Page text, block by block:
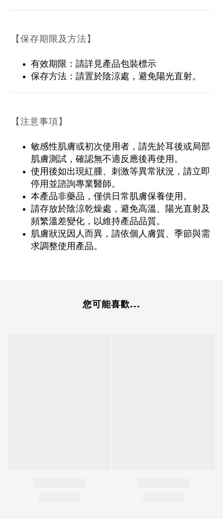
【保存期限及方法】
有效期限：請詳見產品包裝標示
保存方法：請置於陰涼處，避免陽光直射。
【注意事項】
敏感性肌膚或初次使用者，請先於耳後或局部
肌膚測試，確認無不適反應後再使用。
使用後如出現紅腫、刺激等異常狀況，請立即
停用並諮詢專業醫師。
本產品非藥品，僅供日常肌膚保養使用。
請存放於陰涼乾燥處，避免高溫、陽光直射及
頻繁溫差變化，以維持產品品質。
肌膚狀況因人而異，請依個人膚質、季節與需
求調整使用產品。
您可能喜歡...